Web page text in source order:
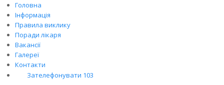
Головна
Інформація
Правила виклику
Поради лікаря
Вакансії
Галереї
Контакти
Зателефонувати 103